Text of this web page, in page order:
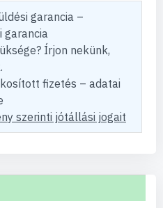
garancia –
garancia
Írjon nekünk,
fizetés – adatai
szerinti jótállási jogait